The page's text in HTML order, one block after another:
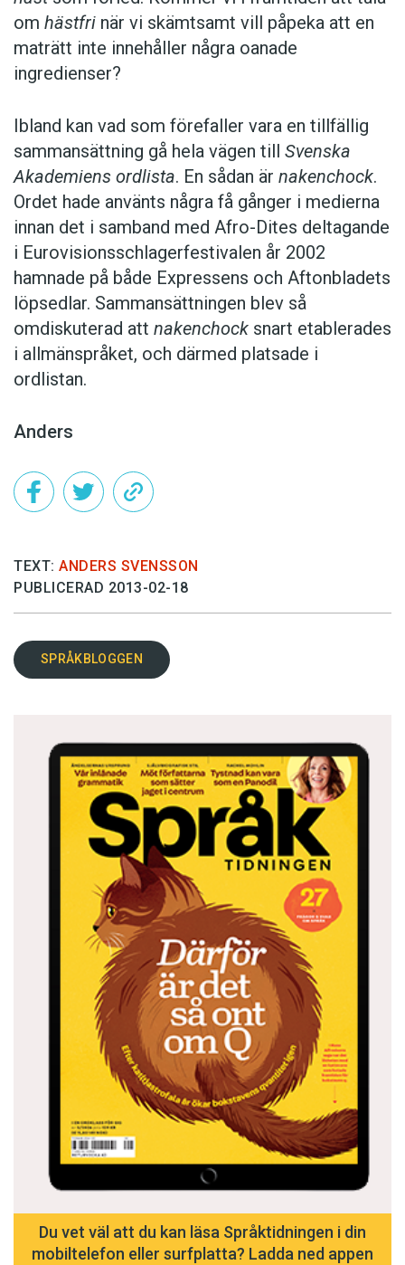
om hästfri när vi skämtsamt vill påpeka att en
maträtt inte innehåller några oanade
ingredienser?
Ibland kan vad som förefaller vara en tillfällig
sammansättning gå hela vägen till Svenska
Akademiens ordlista. En sådan är nakenchock.
Ordet hade använts några få gånger i medierna
innan det i samband med Afro-Dites deltagande
i Eurovisionsschlagerfestivalen år 2002
hamnade på både Expressens och Aftonbladets
löpsedlar. Sammansättningen blev så
omdiskuterad att nakenchock snart etablerades
i allmänspråket, och därmed platsade i
ordlistan.
Anders
TEXT: ANDERS SVENSSON
PUBLICERAD 2013-02-18
SPRÅKBLOGGEN
Du vet väl att du kan läsa Språktidningen i din
mobiltelefon eller surfplatta? Ladda ned appen